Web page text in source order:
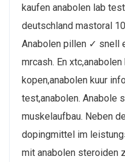
kaufen anabolen lab
deutschland mastoral
Anabolen pillen ✓ snell
mrcash. En
kopen,anabolen kuur
test,anabolen. Anabole
muskelaufbau. Neben
dopingmittel im
mit anabolen steroiden